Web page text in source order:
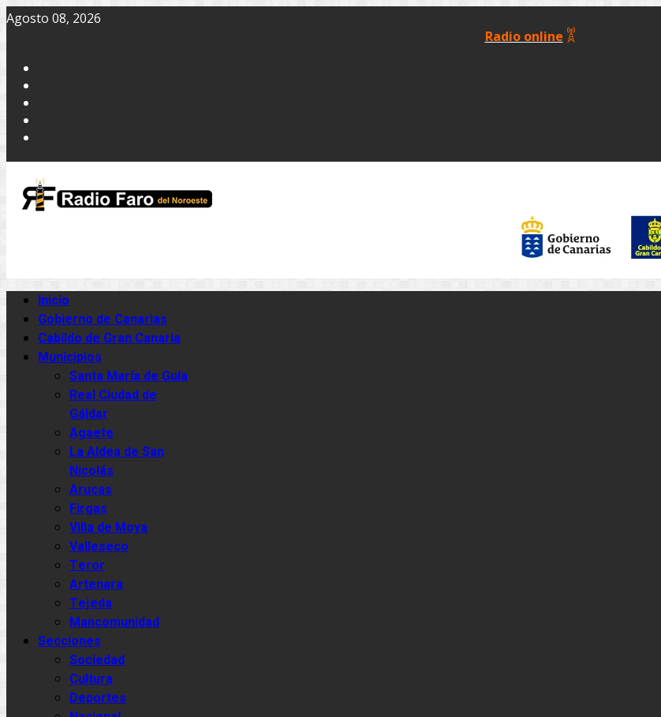
Agosto 08, 2026
Radio online
Inicio
Gobierno de Canarias
Cabildo de Gran Canaria
Municipios
Santa María de Guía
Real Ciudad de
Gáldar
Agaete
La Aldea de San
Nicolás
Arucas
Firgas
Villa de Moya
Valleseco
Teror
Artenara
Tejeda
Mancomunidad
Secciones
Sociedad
Cultura
Deportes